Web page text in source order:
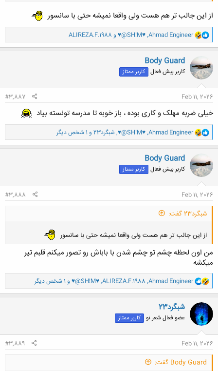
از این جالب تر هم هست ولی واقعا نمیشه حتی با سانسور
و
ا
ک
ش
ه
:
Ahmad Engineer
,
♥@SH!M♥ و ALIREZA.F.1988
Body Guard
کاربر بیش فعال کاربر ممتاز
Feb 11, 2026
#3,887
خیلی ضربه مهلک و کاری بوده ، باز خوبه تا مدرسه تونسته بیاد
و
ا
ک
ن
ش
ه
:
Ahmad Engineer
,
♥@SH!M♥
, شبگرد23 و 1 شخص دیگر
Body Guard
کاربر بیش فعال کاربر ممتاز
Feb 11, 2026
#3,888
شبگرد23 گفت:
از این جالب تر هم هست ولی واقعا نمیشه حتی با سانسور
من اون لحظه چشم تو چشم شدن با باباش رو تصور میکنم قلبم تیر
میکشه
و
ا
ک
ن
ش
ه
:
Ahmad Engineer
,
ALIREZA.F.1988
,
♥@SH!M♥ و 1 شخص دیگر
شبگرد23
عضو فعال شعر نو کاربر ممتاز
Feb 11, 2026
#3,889
Body Guard گفت: